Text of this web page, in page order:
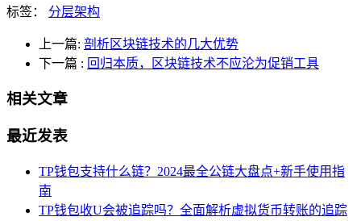
标签： 分层架构
上一篇: 剖析区块链技术的几大优势
下一篇 : 回归本质，区块链技术不应沦为促销工具
相关文章
最近发表
TP钱包支持什么链？2024最全公链大盘点+新手使用指
南
TP钱包收U会被追踪吗？全面解析虚拟货币转账的追踪